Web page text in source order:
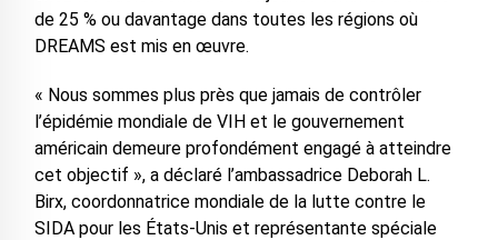
de 25 % ou davantage dans toutes les régions où
DREAMS est mis en œuvre.
« Nous sommes plus près que jamais de contrôler
l’épidémie mondiale de VIH et le gouvernement
américain demeure profondément engagé à atteindre
cet objectif », a déclaré l’ambassadrice Deborah L.
Birx, coordonnatrice mondiale de la lutte contre le
SIDA pour les États-Unis et représentante spéciale